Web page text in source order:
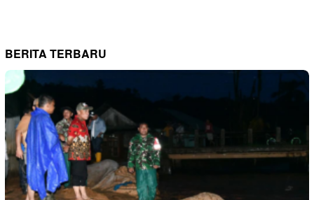
BERITA TERBARU